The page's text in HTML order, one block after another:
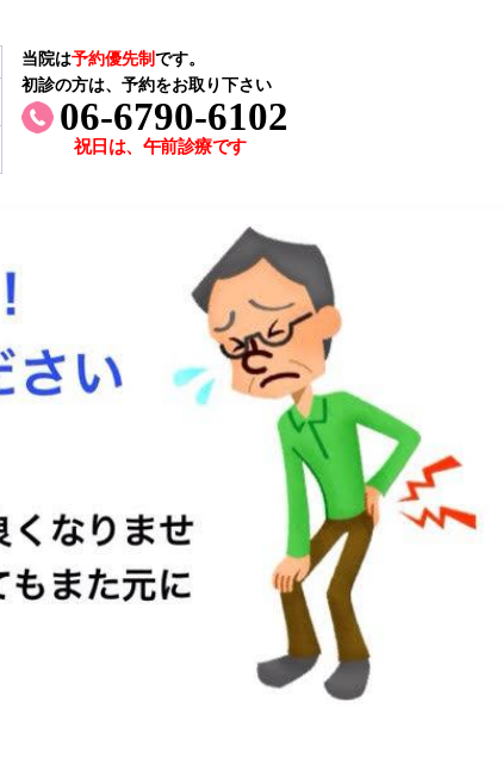
当院は予約優先制です。
初診の方は、予約をお取り下さい
06-6790-6102
祝日は、午前診療です